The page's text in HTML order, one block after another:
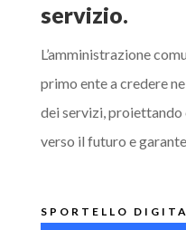
servizio.
L’amministrazione
primo ente a credere
dei servizi,
verso il futuro e
SPORTELLO